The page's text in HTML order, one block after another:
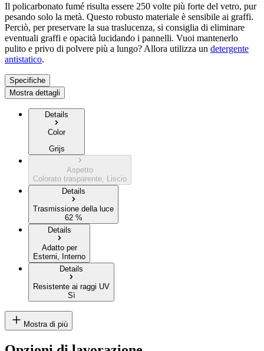
Il policarbonato fumé risulta essere 250 volte più forte del vetro, pur
pesando solo la metà. Questo robusto materiale è sensibile ai graffi.
Perciò, per preservare la sua traslucenza, si consiglia di eliminare
eventuali graffi e opacità lucidando i pannelli. Vuoi mantenerlo
pulito e privo di polvere più a lungo? Allora utilizza un detergente
antistatico.
Specifiche
Mostra dettagli
Details
Color
Grijs
Aspetto
Colorato trasparente, Liscio
Details
Trasmissione della luce
62 %
Details
Adatto per
Esterni, Interno
Details
Resistente ai raggi UV
Sì
Mostra di più